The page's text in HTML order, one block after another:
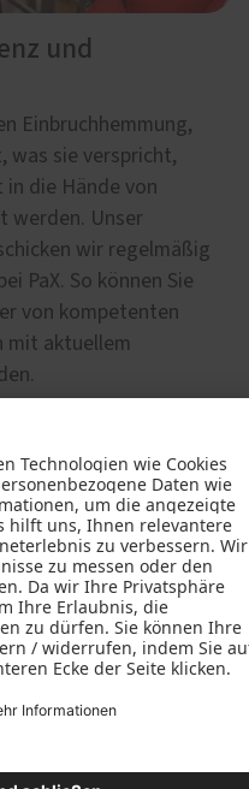
und
Einbruchhemmung,
was sie verspricht,
die Hände von
werden. Unser
wir regelmäßig
PaX. So können Sie
von kompetenten
mit aktuellem
PaX